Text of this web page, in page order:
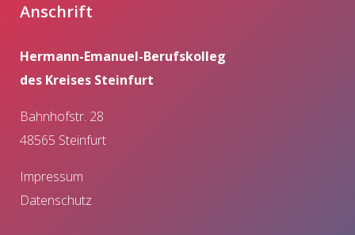
Anschrift
Hermann-Emanuel-Berufskolleg
des Kreises Steinfurt
Bahnhofstr. 28
48565 Steinfurt
Impressum
Datenschutz